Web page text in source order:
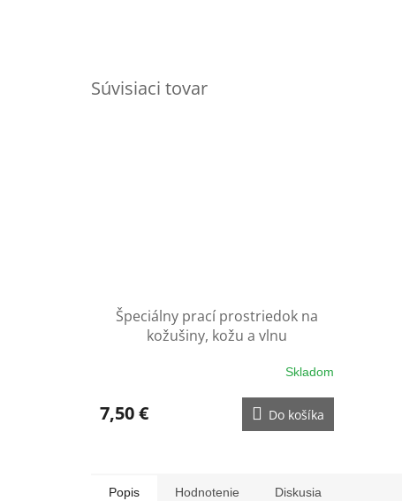
Súvisiaci tovar
Špeciálny prací prostriedok na
kožušiny, kožu a vlnu
Skladom
7,50 € Do košíka
Popis Hodnotenie Diskusia